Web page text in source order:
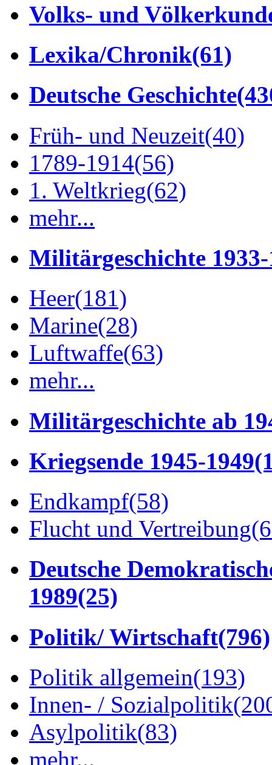
Volks- und
Lexika/Chronik(61)
Deutsche Geschichte
Früh- und Neuzeit(40)
1789-1914(56)
1. Weltkrieg(62)
mehr...
Militärgeschichte 1933-
Heer(181)
Marine(28)
Luftwaffe(63)
mehr...
Militärgeschichte ab
Kriegsende 1945-1949
Endkampf(58)
Flucht und Vertreibung
Deutsche
1989(25)
Politik/ Wirtschaft(796)
Politik allgemein(193)
Innen- / Sozialpolitik
Asylpolitik(83)
mehr...